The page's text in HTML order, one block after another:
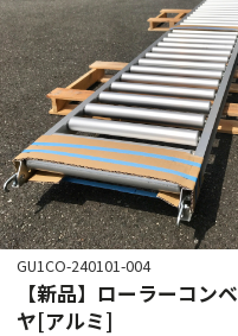
GU1CO-240101-004
【新品】ローラーコンベ
ヤ[アルミ]